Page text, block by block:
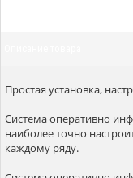
Простая установка,
Система оперативно
наиболее точно
каждому ряду.